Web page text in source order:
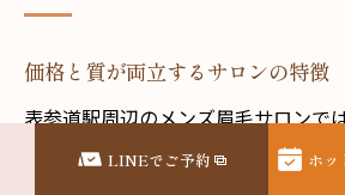
価格と質が両立するサロンの特徴
表参道駅周辺のメンズ眉毛サロンで
するサロンを選ぶことが重要です。
LINEでご予約 ホッ